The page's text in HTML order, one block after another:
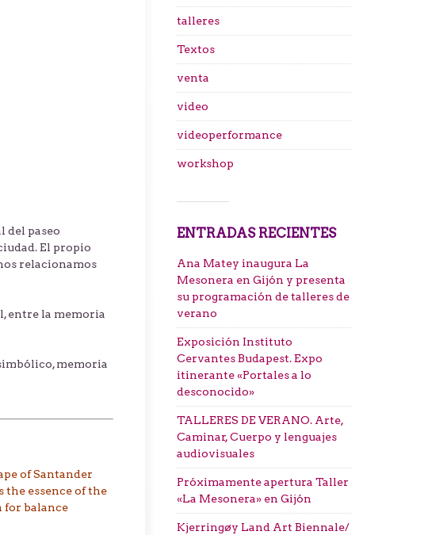
del paseo
El propio
relacionamos
entre la memoria
memoria
of Santander
essence of the
for balance
talleres
Textos
venta
video
videoperformance
workshop
ENTRADAS RECIENTES
Ana Matey inaugura La
Mesonera en Gijón y presenta
su programación de talleres de
verano
Exposición Instituto
Cervantes Budapest. Expo
itinerante «Portales a lo
desconocido»
TALLERES DE VERANO. Arte,
Caminar, Cuerpo y lenguajes
audiovisuales
Próximamente apertura Taller
«La Mesonera» en Gijón
Kjerringøy Land Art Biennale/